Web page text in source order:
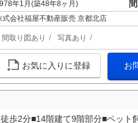
年1月(築48年8ヶ月)
式会社福屋不動産販売 京都北店
間取り図あり 写真あり
お気に入りに登録 お
歩2分■14階建て9階部分■ペット